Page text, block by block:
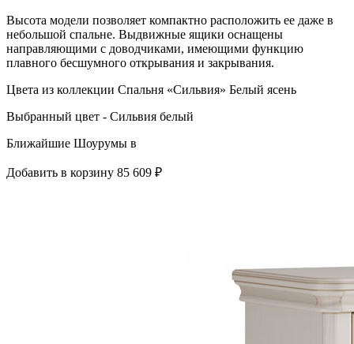
Высота модели позволяет компактно расположить ее даже в
небольшой спальне. Выдвижные ящики оснащены
направляющими с доводчиками, имеющими функцию
плавного бесшумного открывания и закрывания.
Цвета из коллекции Спальня «Сильвия» Белый ясень
Выбранный цвет - Сильвия белый
Ближайшие Шоурумы в
Добавить в корзину 85 609 ₽